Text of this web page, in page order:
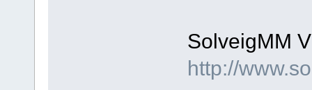
SolveigMM
http://